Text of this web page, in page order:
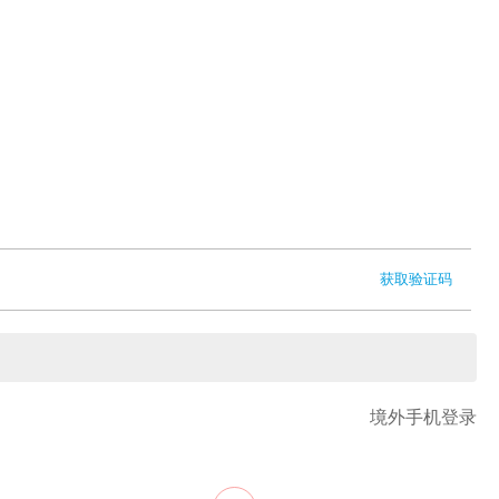
获取验证码
境外手机登录